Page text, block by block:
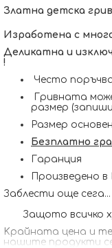
Златна детска
Изработена с
Деликатна и
!
Често
Гривната
размер
Размер
Безплатно
Гаранция
Произведено
Заблести още
Защото всичко
Kрайната цена и
нашите продукти